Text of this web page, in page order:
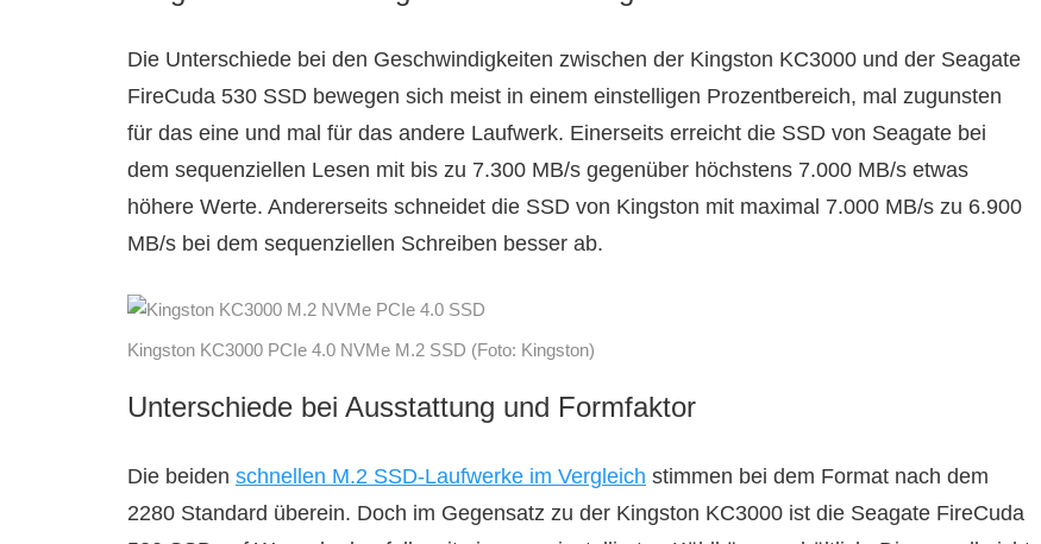
Die Unterschiede bei den Geschwindigkeiten zwischen der Kingston KC3000 und der Seagate
FireCuda 530 SSD bewegen sich meist in einem einstelligen Prozentbereich, mal zugunsten
für das eine und mal für das andere Laufwerk. Einerseits erreicht die SSD von Seagate bei
dem sequenziellen Lesen mit bis zu 7.300 MB/s gegenüber höchstens 7.000 MB/s etwas
höhere Werte. Andererseits schneidet die SSD von Kingston mit maximal 7.000 MB/s zu 6.900
MB/s bei dem sequenziellen Schreiben besser ab.
Kingston KC3000 PCIe 4.0 NVMe M.2 SSD (Foto: Kingston)
Unterschiede bei Ausstattung und Formfaktor
Die beiden schnellen M.2 SSD-Laufwerke im Vergleich stimmen bei dem Format nach dem
2280 Standard überein. Doch im Gegensatz zu der Kingston KC3000 ist die Seagate FireCuda